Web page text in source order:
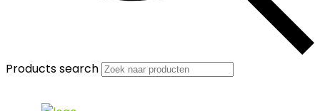
Products search